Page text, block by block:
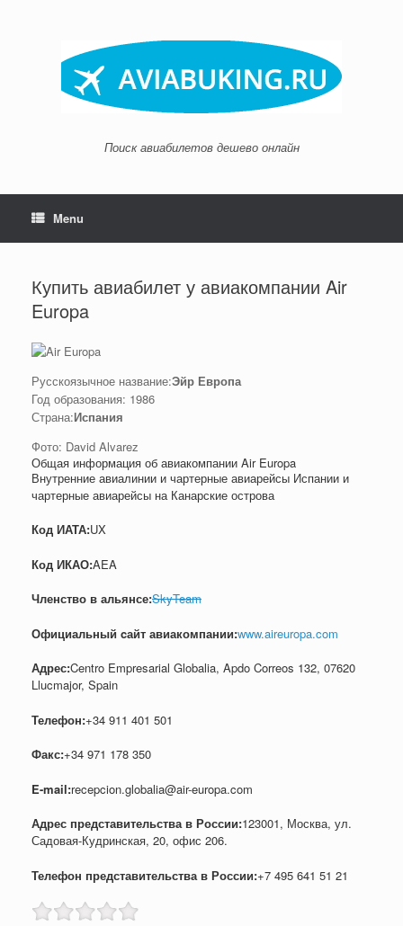
Поиск авиабилетов дешево онлайн
Menu
Купить авиабилет у авиакомпании Air
Europa
Русскоязычное название:Эйр Европа
Год образования: 1986
Страна:Испания
Фото: David Alvarez
Общая информация об авиакомпании Air Europa
Внутренние авиалинии и чартерные авиарейсы Испании и
чартерные авиарейсы на Канарские острова
Код ИАТА:UX
Код ИКАО:AEA
Членство в альянсе:SkyTeam
Официальный cайт авиакомпании:www.aireuropa.com
Адрес:Centro Empresarial Globalia, Apdo Correos 132, 07620
Llucmajor, Spain
Телефон:+34 911 401 501
Факс:+34 971 178 350
E-mail:recepcion.globalia@air-europa.com
Адрес представительства в России:123001, Москва, ул.
Садовая-Кудринская, 20, офис 206.
Телефон представительства в России:+7 495 641 51 21